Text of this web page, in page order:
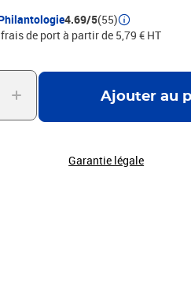
4.69/5(55)
de port à partir de 5,79 € HT
Ajouter au
Garantie légale